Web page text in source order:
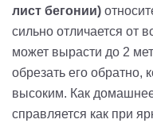
лист бегонии)
сильно отличается от
может вырасти до 2
обрезать его обратно,
высоким. Как
справляется как при